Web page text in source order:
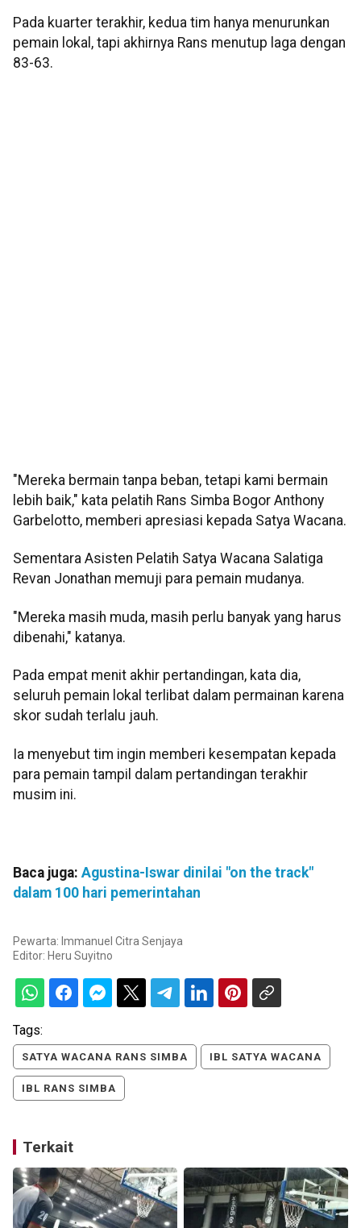
Pada kuarter terakhir, kedua tim hanya menurunkan
pemain lokal, tapi akhirnya Rans menutup laga dengan
83-63.
"Mereka bermain tanpa beban, tetapi kami bermain
lebih baik," kata pelatih Rans Simba Bogor Anthony
Garbelotto, memberi apresiasi kepada Satya Wacana.
Sementara Asisten Pelatih Satya Wacana Salatiga
Revan Jonathan memuji para pemain mudanya.
"Mereka masih muda, masih perlu banyak yang harus
dibenahi," katanya.
Pada empat menit akhir pertandingan, kata dia,
seluruh pemain lokal terlibat dalam permainan karena
skor sudah terlalu jauh.
Ia menyebut tim ingin memberi kesempatan kepada
para pemain tampil dalam pertandingan terakhir
musim ini.
Baca juga: Agustina-Iswar dinilai "on the track"
dalam 100 hari pemerintahan
Pewarta: Immanuel Citra Senjaya
Editor: Heru Suyitno
Tags:
SATYA WACANA RANS SIMBA IBL SATYA WACANA
IBL RANS SIMBA
Terkait